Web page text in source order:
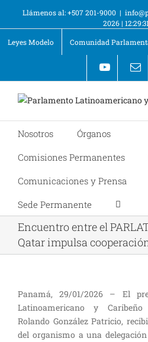
Llámenos al: +507 201-9000 |
2026|
Leyes Modelo
Comunidad
Nosotros
Órganos
Comisiones Permanentes
Comunicaciones y Prensa
Sede Permanente
Encuentro entre el
Qatar impulsa
Panamá, 29/01/2026 – El
Latinoamericano y Caribeño
Rolando González Patricio,
del organismo a una